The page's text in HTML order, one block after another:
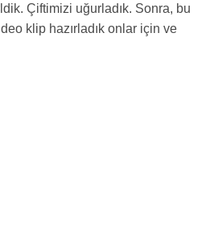
Çiftimizi uğurladık. Sonra, bu
klip hazırladık onlar için ve